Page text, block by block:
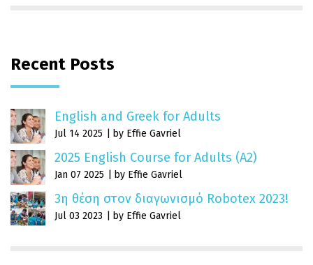
Recent Posts
English and Greek for Adults
Jul 14 2025 by Effie Gavriel
2025 English Course for Adults (A2)
Jan 07 2025 by Effie Gavriel
3η θέση στον διαγωνισμό Robotex 2023!
Jul 03 2023 by Effie Gavriel